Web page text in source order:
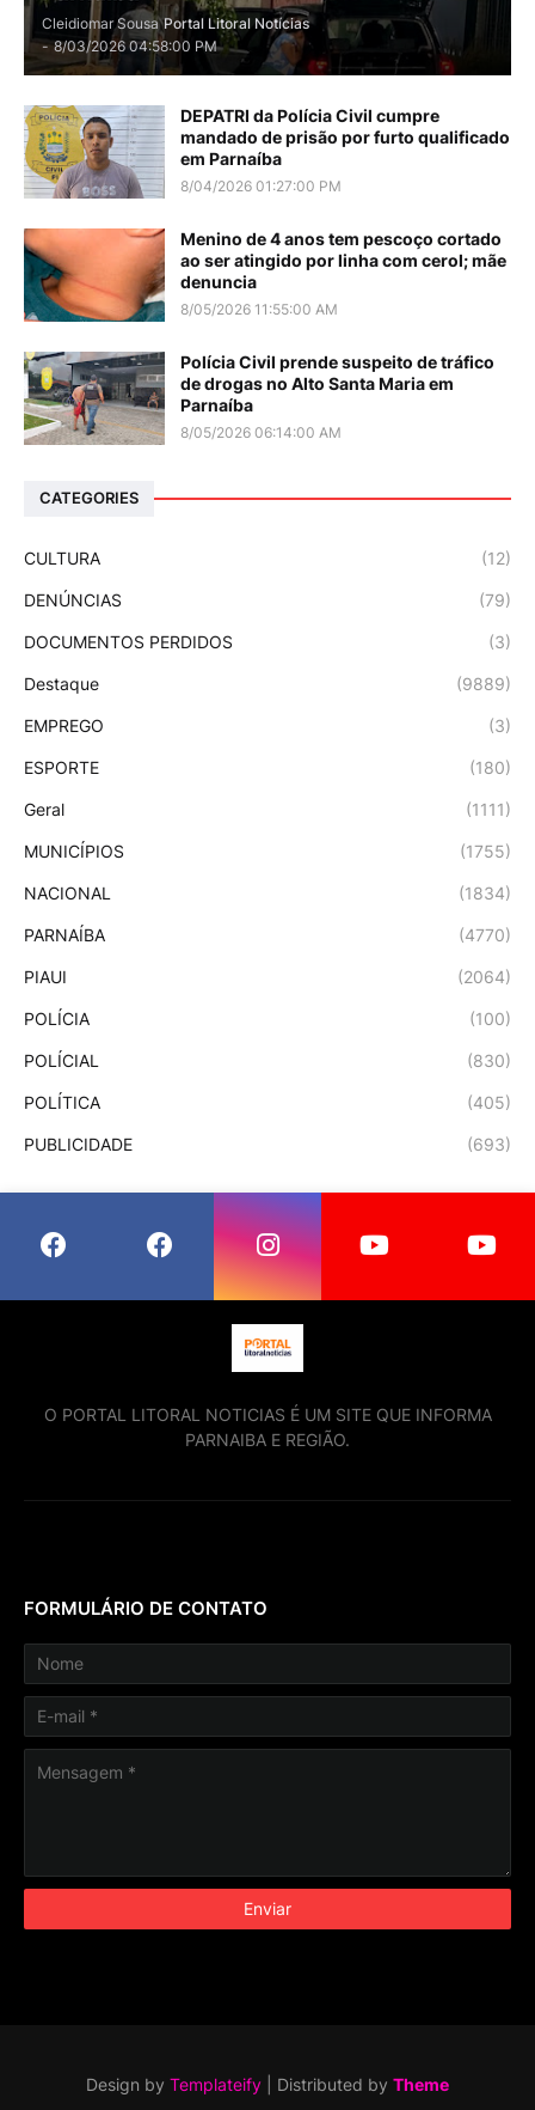
Cleidiomar Sousa Portal Litoral Notícias
- 8/03/2026 04:58:00 PM
DEPATRI da Polícia Civil cumpre
mandado de prisão por furto qualificado
em Parnaíba
8/04/2026 01:27:00 PM
Menino de 4 anos tem pescoço cortado
ao ser atingido por linha com cerol; mãe
denuncia
8/05/2026 11:55:00 AM
Polícia Civil prende suspeito de tráfico
de drogas no Alto Santa Maria em
Parnaíba
8/05/2026 06:14:00 AM
CATEGORIES
CULTURA (12)
DENÚNCIAS (79)
DOCUMENTOS PERDIDOS (3)
Destaque (9889)
EMPREGO (3)
ESPORTE (180)
Geral (1111)
MUNICÍPIOS (1755)
NACIONAL (1834)
PARNAÍBA (4770)
PIAUI (2064)
POLÍCIA (100)
POLÍCIAL (830)
POLÍTICA (405)
PUBLICIDADE (693)
O PORTAL LITORAL NOTICIAS É UM SITE QUE INFORMA
PARNAIBA E REGIÃO.
FORMULÁRIO DE CONTATO
Design by Templateify | Distributed by Theme